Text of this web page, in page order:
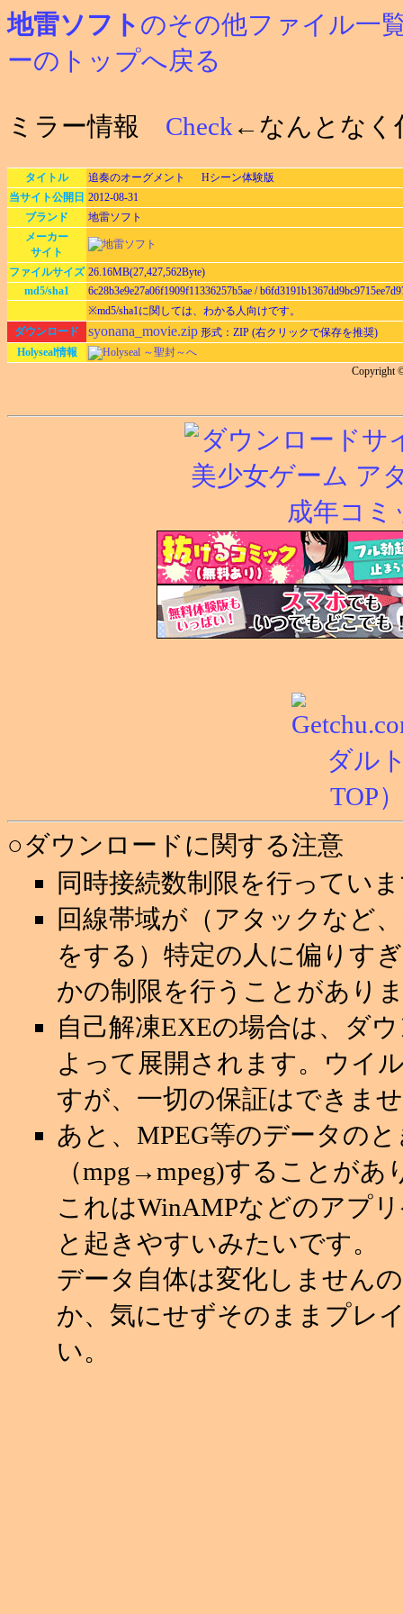
地雷ソフト のその他ファイル一
ーのトップへ戻る
ミラー情報 Check ←なんとなく
タイトル
追奏のオーグメント Hシーン体験版
当サイト公開日 2012-08-31
ブランド
地雷ソフト
メーカー
サイト
ファイルサイズ 26.16MB(27,427,562Byte)
md5/sha1
6c28b3e9e27a06f1909f11336257b5ae /
※md5/sha1に関しては、わかる人向けです。
ダウンロード
syonana_movie.zip 形式：ZIP (右クリックで保存を推奨)
Holyseal情報
Holyseal ～聖封～へ
Copyright
○ダウンロードに関する注意
同時接続数制限を行ってい
回線帯域が（アタックなど
をする）特定の人に偏りす
かの制限を行うことがあり
自己解凍EXEの場合は、ダ
よって展開されます。ウイ
すが、一切の保証はできま
あと、MPEG等のデータの
（mpg→mpeg)することがあ
これはWinAMPなどのアプ
と起きやすいみたいです。
データ自体は変化しません
か、気にせずそのままプレ
い。